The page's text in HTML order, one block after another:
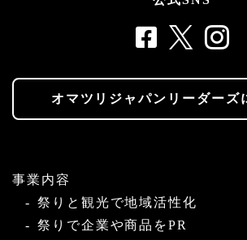
オマツリジャパンリーダーズ
事業内容
祭りと観光で地域活性化
祭りで企業や商品をPR